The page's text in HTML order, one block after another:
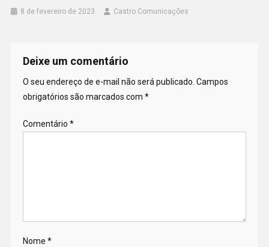
8 de fevereiro de 2023 Castro Comunicações
Deixe um comentário
O seu endereço de e-mail não será publicado. Campos
obrigatórios são marcados com *
Comentário *
Nome *